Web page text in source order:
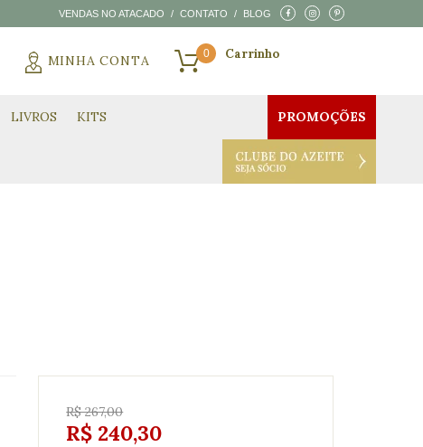
VENDAS NO ATACADO / CONTATO / BLOG
MINHA CONTA
0
LIVROS KITS PROMOÇÕES
CLUBE DO AZEITE
R$ 267,00
R$ 240,30